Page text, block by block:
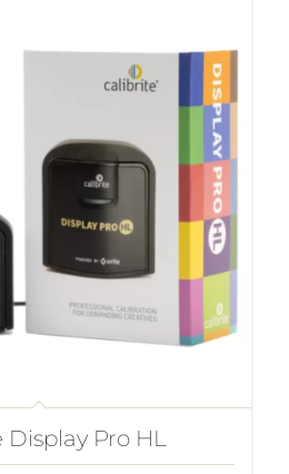
Pro HL